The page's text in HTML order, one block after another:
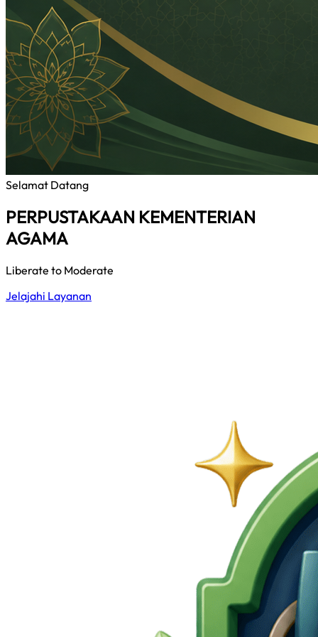
Selamat Datang
PERPUSTAKAAN KEMENTERIAN
AGAMA
Liberate to Moderate
Jelajahi Layanan